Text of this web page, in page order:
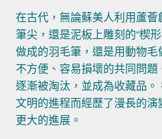
在古代，無論蘇美人利用蘆
筆尖，還是泥板上雕刻的“楔
做成的羽毛筆，還是用動物
不方便、容易損壞的共同問
逐漸被淘汰，並成為收藏品
文明的進程而經歷了漫長的
更大的進展。